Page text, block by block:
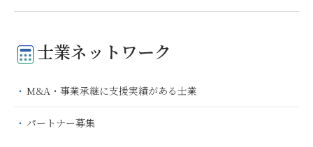
士業ネットワーク
M&A・事業承継に支援実績がある士業
パートナー募集